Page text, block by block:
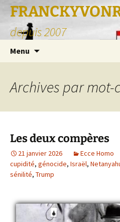
depuis 2007
Menu
Archives par mot-
Les deux compères
21 janvier 2026 Ecce Homo
cupidité, génocide, Israël,
sénilité, Trump